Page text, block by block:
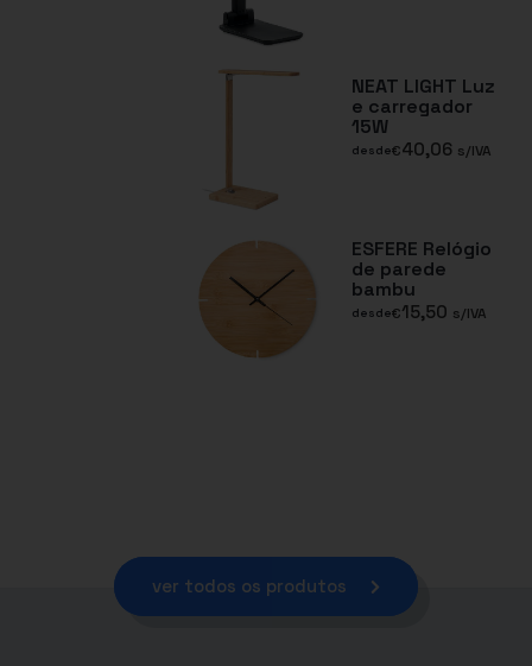
NEAT LIGHT Luz
e carregador
15W
desde€40,06 s/IVA
ESFERE Relógio
de parede
bambu
desde€15,50 s/IVA
ver todos os produtos